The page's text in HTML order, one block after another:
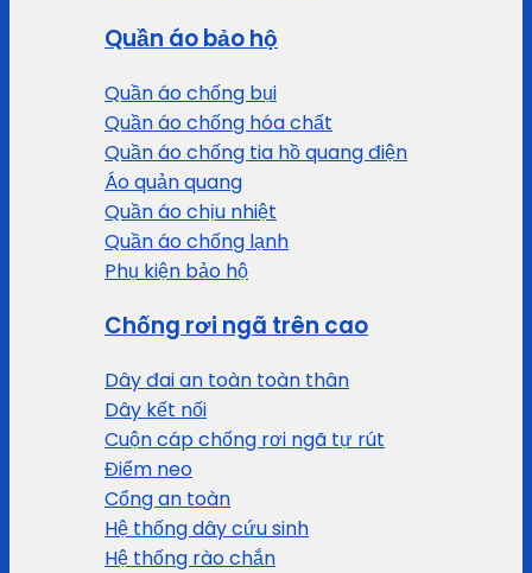
Quần áo bảo hộ
Quần áo chống bụi
Quần áo chống hóa chất
Quần áo chống tia hồ quang điện
Áo quản quang
Quần áo chịu nhiệt
Quần áo chống lạnh
Phụ kiện bảo hộ
Chống rơi ngã trên cao
Dây đai an toàn toàn thân
Dây kết nối
Cuộn cáp chống rơi ngã tự rút
Điểm neo
Cổng an toàn
Hệ thống dây cứu sinh
Hệ thống rào chắn